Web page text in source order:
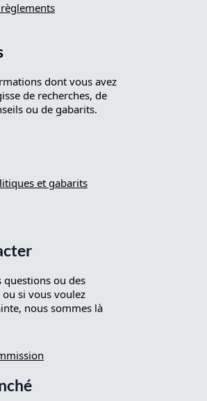
dont vous avez
de recherches, de
ou de gabarits.
et gabarits
questions ou des
si vous voulez
nous sommes là